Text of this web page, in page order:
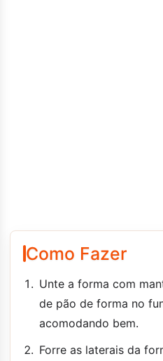
Como Fazer
Unte a forma com
de pão de forma no
acomodando bem.
Forre as laterais da